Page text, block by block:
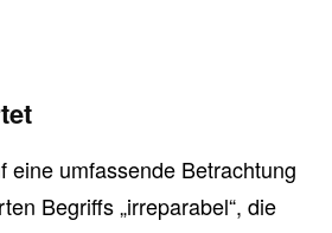
eine umfassende Betrachtung
Begriffs „irreparabel“, die